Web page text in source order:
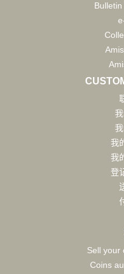
我
我
登
Sell your
Coins